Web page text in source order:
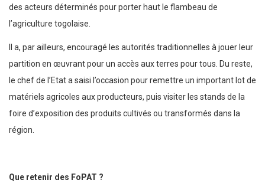
des acteurs déterminés pour porter haut le flambeau de
l’agriculture togolaise.
Il a, par ailleurs, encouragé les autorités traditionnelles à jouer leur
partition en œuvrant pour un accès aux terres pour tous. Du reste,
le chef de l’Etat a saisi l’occasion pour remettre un important lot de
matériels agricoles aux producteurs, puis visiter les stands de la
foire d’exposition des produits cultivés ou transformés dans la
région.
Que retenir des FoPAT ?